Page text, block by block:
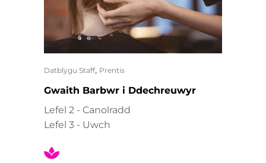
Datblygu Staff, Prentis
Gwaith Barbwr i Ddechreuwyr
Lefel 2 - Canolradd
Lefel 3 - Uwch